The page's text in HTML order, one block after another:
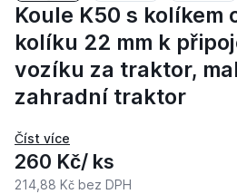
Koule K50 s kolíkem
kolíku 22 mm k
vozíku za traktor,
zahradní traktor
260 Kč/ ks
214,88 Kč bez DPH